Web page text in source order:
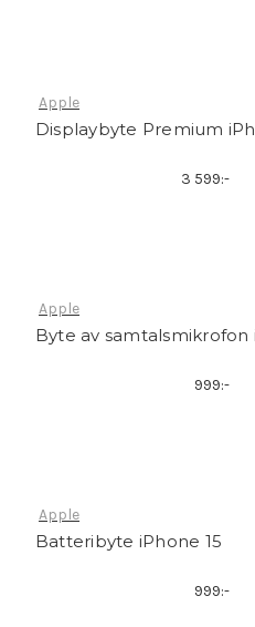
Apple
Displaybyte Premium
3 599:-
Apple
Byte av samtalsmikrofon
999:-
Apple
Batteribyte iPhone 15
999:-